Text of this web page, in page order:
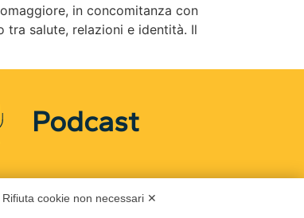
in concomitanza con
tra salute, relazioni e identità. Il
Podcast
i podcast di approfondimento di Legacoop
Rifiuta cookie non necessari ✕